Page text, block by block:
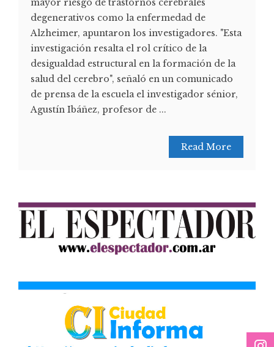
mayor riesgo de trastornos cerebrales
degenerativos como la enfermedad de
Alzheimer, apuntaron los investigadores. "Esta
investigación resalta el rol crítico de la
desigualdad estructural en la formación de la
salud del cerebro", señaló en un comunicado
de prensa de la escuela el investigador sénior,
Agustín Ibáñez, profesor de ...
Read More